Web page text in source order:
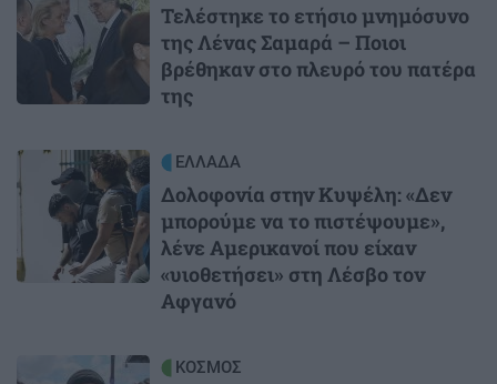
Τελέστηκε το ετήσιο μνημόσυνο
της Λένας Σαμαρά – Ποιοι
βρέθηκαν στο πλευρό του πατέρα
της
Image ΕΛΛΑΔΑ
Δολοφονία στην Κυψέλη: «Δεν
μπορούμε να το πιστέψουμε»,
λένε Αμερικανοί που είχαν
«υιοθετήσει» στη Λέσβο τον
Αφγανό
ΚΟΣΜΟΣ